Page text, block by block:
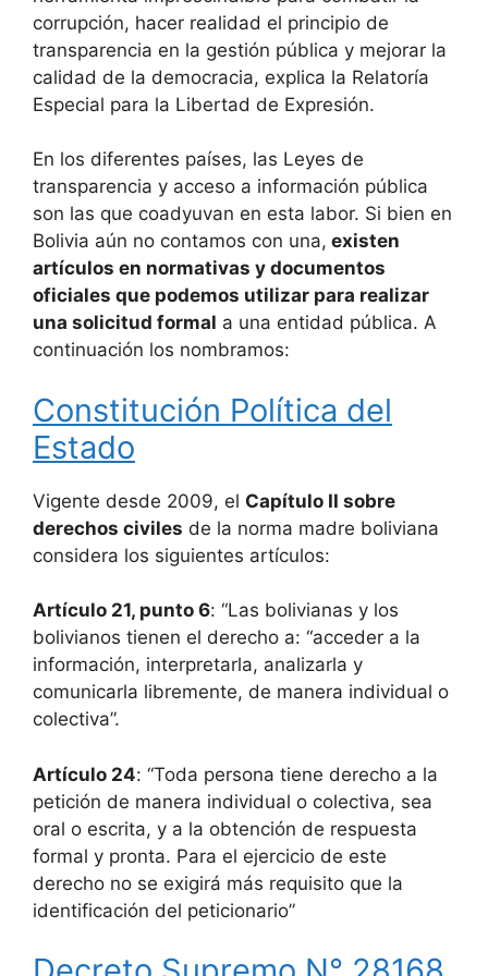
corrupción, hacer realidad el principio de
transparencia en la gestión pública y mejorar la
calidad de la democracia, explica la Relatoría
Especial para la Libertad de Expresión.
En los diferentes países, las Leyes de
transparencia y acceso a información pública
son las que coadyuvan en esta labor. Si bien en
Bolivia aún no contamos con una, existen
artículos en normativas y documentos
oficiales que podemos utilizar para realizar
una solicitud formal a una entidad pública. A
continuación los nombramos:
Constitución Política del
Estado
Vigente desde 2009, el Capítulo II sobre
derechos civiles de la norma madre boliviana
considera los siguientes artículos:
Artículo 21, punto 6: “Las bolivianas y los
bolivianos tienen el derecho a: “acceder a la
información, interpretarla, analizarla y
comunicarla libremente, de manera individual o
colectiva”.
Artículo 24: “Toda persona tiene derecho a la
petición de manera individual o colectiva, sea
oral o escrita, y a la obtención de respuesta
formal y pronta. Para el ejercicio de este
derecho no se exigirá más requisito que la
identificación del peticionario”